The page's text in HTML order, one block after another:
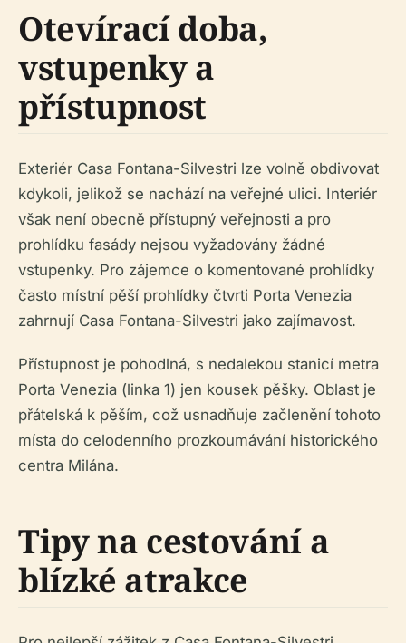
Otevírací doba,
vstupenky a
přístupnost
Exteriér Casa Fontana-Silvestri lze volně obdivovat
kdykoli, jelikož se nachází na veřejné ulici. Interiér
však není obecně přístupný veřejnosti a pro
prohlídku fasády nejsou vyžadovány žádné
vstupenky. Pro zájemce o komentované prohlídky
často místní pěší prohlídky čtvrti Porta Venezia
zahrnují Casa Fontana-Silvestri jako zajímavost.
Přístupnost je pohodlná, s nedalekou stanicí metra
Porta Venezia (linka 1) jen kousek pěšky. Oblast je
přátelská k pěším, což usnadňuje začlenění tohoto
místa do celodenního prozkoumávání historického
centra Milána.
Tipy na cestování a
blízké atrakce